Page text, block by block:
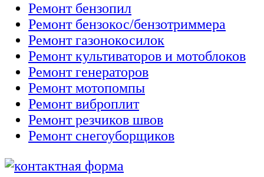
Ремонт бензопил
Ремонт бензокос/бензотриммера
Ремонт газонокосилок
Ремонт культиваторов и мотоблоков
Ремонт генераторов
Ремонт мотопомпы
Ремонт виброплит
Ремонт резчиков швов
Ремонт снегоуборщиков